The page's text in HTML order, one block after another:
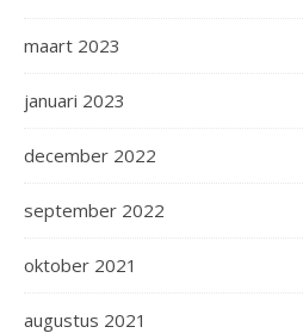
maart 2023
januari 2023
december 2022
september 2022
oktober 2021
augustus 2021